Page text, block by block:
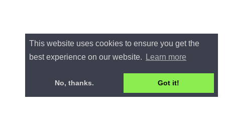
This website uses cookies to ensure you get the
best experience on our website.
Learn more
No, thanks. Got it!